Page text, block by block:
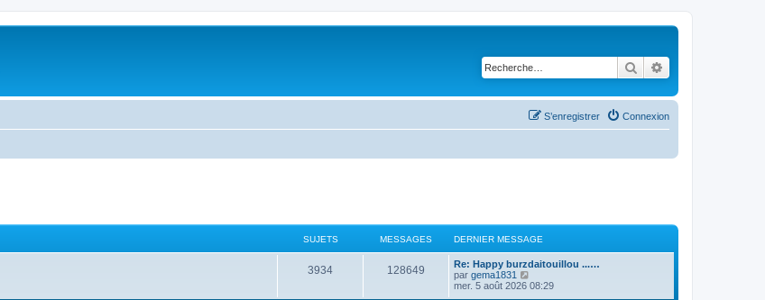
Rechercher
Connexion
S’enregistrer
SUJETS MESSAGES DERNIER MESSAGE
3934 128649
Re: Happy burzdaitouillou ...…
par gema1831
o
mer. 5 août 2026 08:29